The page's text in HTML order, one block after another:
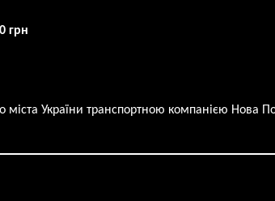
грн
міста України транспортною компанією Нова